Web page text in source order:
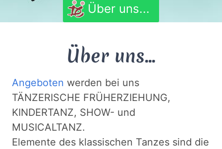
Über uns...
Über uns...
Angeboten werden bei uns
TÄNZERISCHE FRÜHERZIEHUNG,
KINDERTANZ, SHOW- und
MUSICALTANZ.
Elemente des klassischen Tanzes sind die